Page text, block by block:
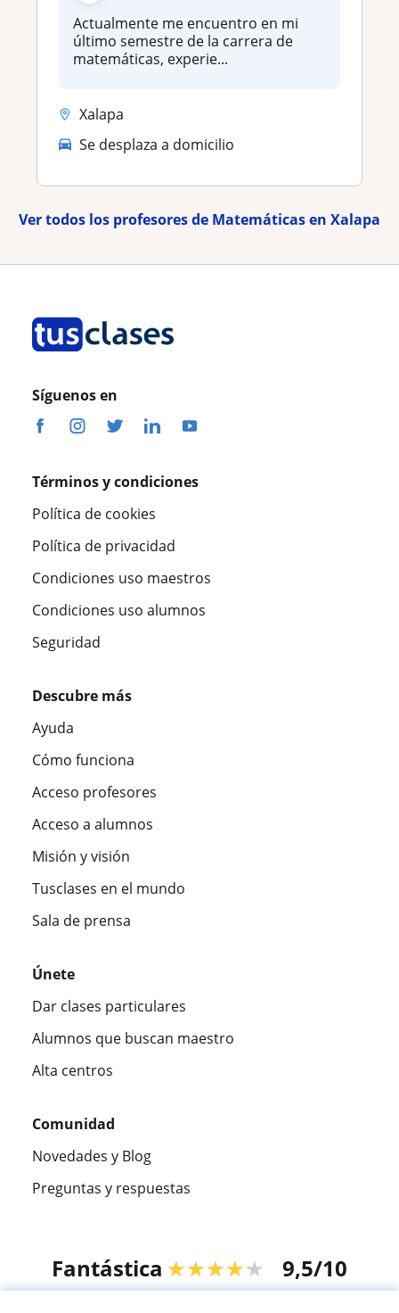
Actualmente me encuentro en mi
último semestre de la carrera de
matemáticas, experie...
Xalapa
Se desplaza a domicilio
Ver todos los profesores de Matemáticas en Xalapa
Síguenos en
Términos y condiciones
Política de cookies
Política de privacidad
Condiciones uso maestros
Condiciones uso alumnos
Seguridad
Descubre más
Ayuda
Cómo funciona
Acceso profesores
Acceso a alumnos
Misión y visión
Tusclases en el mundo
Sala de prensa
Únete
Dar clases particulares
Alumnos que buscan maestro
Alta centros
Comunidad
Novedades y Blog
Preguntas y respuestas
Fantástica ★★★★★ 9,5/10